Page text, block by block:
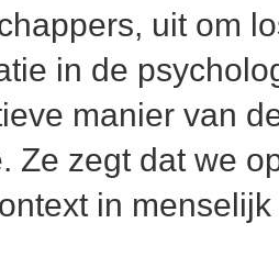
uit om
in de
manier van
Ze zegt dat we
in